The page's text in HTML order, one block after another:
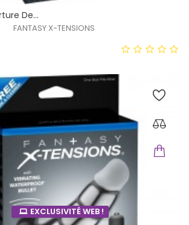
De...
FANTASY X-TENSIONS
EXCLUSIVITÉ WEB !